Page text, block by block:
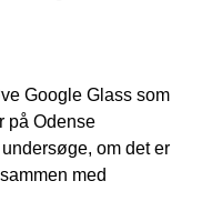
Google Glass som
på Odense
om det er
med